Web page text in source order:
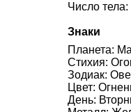
Число тела:
Знаки
Планета:
Стихия:
Зодиак:
Цвет:
День: